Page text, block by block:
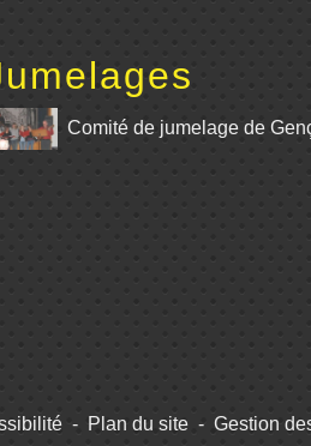
Comité de jumelage de
- Plan du site - Gestion